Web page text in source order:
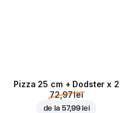
Pizza 25 cm + Dodster x 2
72,97 lei
de la 57,99 lei